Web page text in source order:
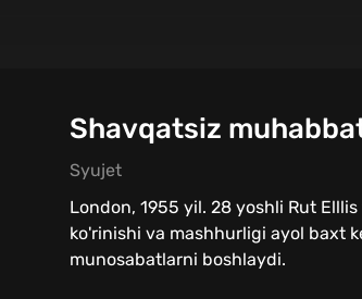
Shavqatsiz
Syujet
London, 1955 yil. 28 yoshli Rut
ko'rinishi va mashhurligi ayol baxt
munosabatlarni boshlaydi.